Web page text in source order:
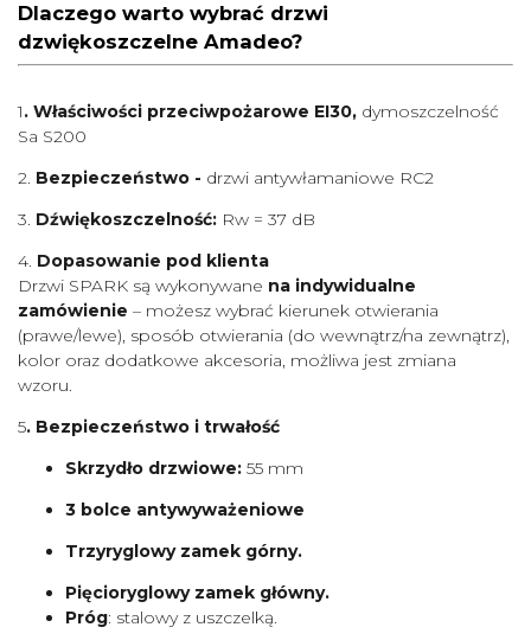
Dlaczego warto wybrać drzwi
dzwiękoszczelne Amadeo?
1. Właściwości przeciwpożarowe EI30, dymoszczelność
Sa S200
2. Bezpieczeństwo - drzwi antywłamaniowe RC2
3. Dźwiękoszczelność: Rw = 37 dB
4. Dopasowanie pod klienta
Drzwi SPARK są wykonywane na indywidualne
zamówienie – możesz wybrać kierunek otwierania
(prawe/lewe), sposób otwierania (do wewnątrz/na zewnątrz),
kolor oraz dodatkowe akcesoria, możliwa jest zmiana
wzoru.
5. Bezpieczeństwo i trwałość
Skrzydło drzwiowe: 55 mm
3 bolce antywyważeniowe
Trzyryglowy zamek górny.
Pięcioryglowy zamek główny.
Próg: stalowy z uszczelką.